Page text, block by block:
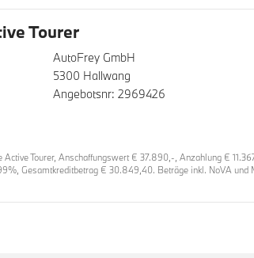
Tourer
AutoFrey GmbH
5300 Hallwang
Angebotsnr: 2969426
Tourer, Anschaffungswert € 37.890,-, Anzahlung €
Gesamtkreditbetrag € 30.849,40. Beträge inkl. NoVA und